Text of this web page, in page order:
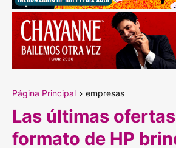
Página Principal empresas
Las últimas
formato de HP